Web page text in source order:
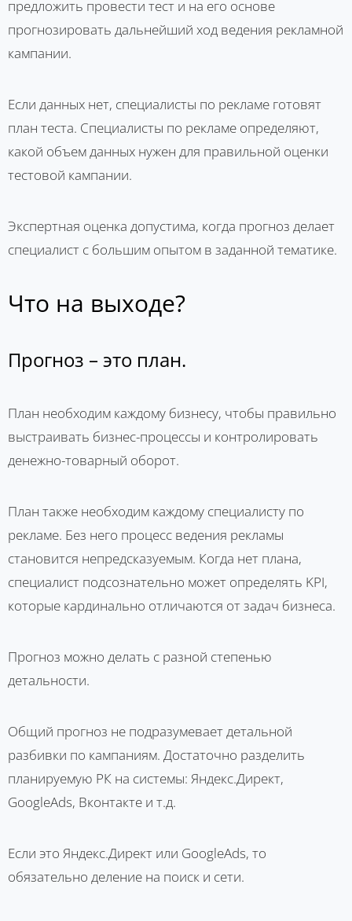
предложить провести тест и на его основе
прогнозировать дальнейший ход ведения рекламной
кампании.
Если данных нет, специалисты по рекламе готовят
план теста. Специалисты по рекламе определяют,
какой объем данных нужен для правильной оценки
тестовой кампании.
Экспертная оценка допустима, когда прогноз делает
специалист с большим опытом в заданной тематике.
Что на выходе?
Прогноз – это план.
План необходим каждому бизнесу, чтобы правильно
выстраивать бизнес-процессы и контролировать
денежно-товарный оборот.
План также необходим каждому специалисту по
рекламе. Без него процесс ведения рекламы
становится непредсказуемым. Когда нет плана,
специалист подсознательно может определять KPI,
которые кардинально отличаются от задач бизнеса.
Прогноз можно делать с разной степенью
детальности.
Общий прогноз не подразумевает детальной
разбивки по кампаниям. Достаточно разделить
планируемую РК на системы: Яндекс.Директ,
GoogleAds, Вконтакте и т.д.
Если это Яндекс.Директ или GoogleAds, то
обязательно деление на поиск и сети.